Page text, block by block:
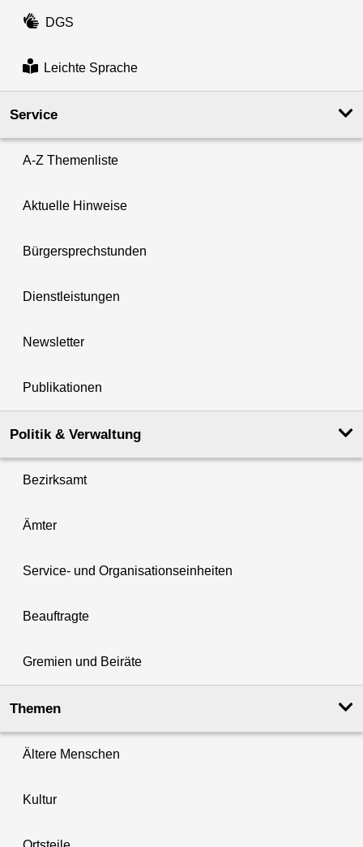
DGS
Leichte Sprache
Service
A-Z Themenliste
Aktuelle Hinweise
Bürgersprechstunden
Dienstleistungen
Newsletter
Publikationen
Politik & Verwaltung
Bezirksamt
Ämter
Service- und Organisationseinheiten
Beauftragte
Gremien und Beiräte
Themen
Ältere Menschen
Kultur